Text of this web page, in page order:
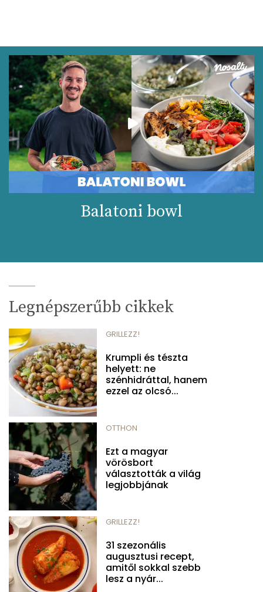
Balatoni bowl
Legnépszerűbb cikkek
GRILLEZZ!
Krumpli és tészta
helyett: ne
szénhidráttal, hanem
ezzel az olcsó...
OTTHON
Ezt a magyar
vörösbort
választották a világ
legjobbjának
GRILLEZZ!
31 szezonális
augusztusi recept,
amitől sokkal szebb
lesz a nyár...